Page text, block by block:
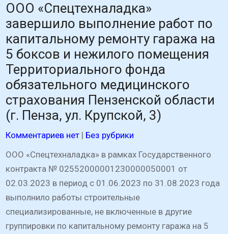
ООО «Спецтехналадка»
завершило выполнение работ по
капитальному ремонту гаража на
5 боксов и нежилого помещения
Территориального фонда
обязательного медицинского
страхования Пензенской области
(г. Пенза, ул. Крупской, 3)
Комментариев нет | Без рубрики
ООО «Спецтехналадка» в рамках Государственного
контракта № 02552000001230000050001 от
02.03.2023 в период с 01.06.2023 по 31.08.2023 года
выполнило работы строительные
специализированные, не включенные в другие
группировки по капитальному ремонту гаража на 5